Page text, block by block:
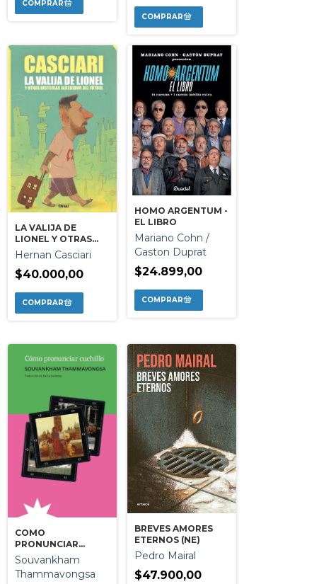
LA VALIJA DE
LIONEL Y OTRAS
HISTORIAS
ALREDEDOR DEL
FUTBOL
Hernan Casciari
$40.000,00
HOMO ARGENTUM -
EL LIBRO
Mariano Cohn /
Gaston Duprat
$24.899,00
COMO
PRONUNCIAR
CUCHILLO
Souvankham
Thammavongsa
BREVES AMORES
ETERNOS (NE)
Pedro Mairal
$47.900,00